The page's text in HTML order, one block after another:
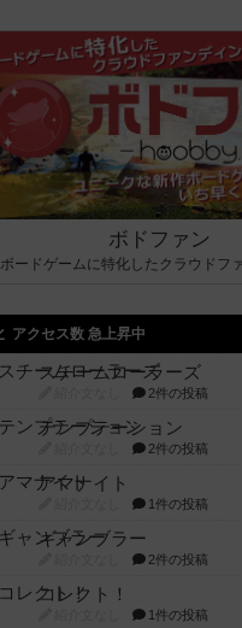
ボドファン
ボードゲームに特化したクラウドフ
アクセス数 急上昇中
スチームローラーズ
2件の投稿
テンプテーション
2件の投稿
アマナイト
1件の投稿
ギャンブラー
2件の投稿
コレクト！
1件の投稿